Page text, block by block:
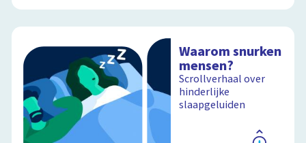
Waarom snurken
mensen?
Scrollverhaal over
hinderlijke
slaapgeluiden